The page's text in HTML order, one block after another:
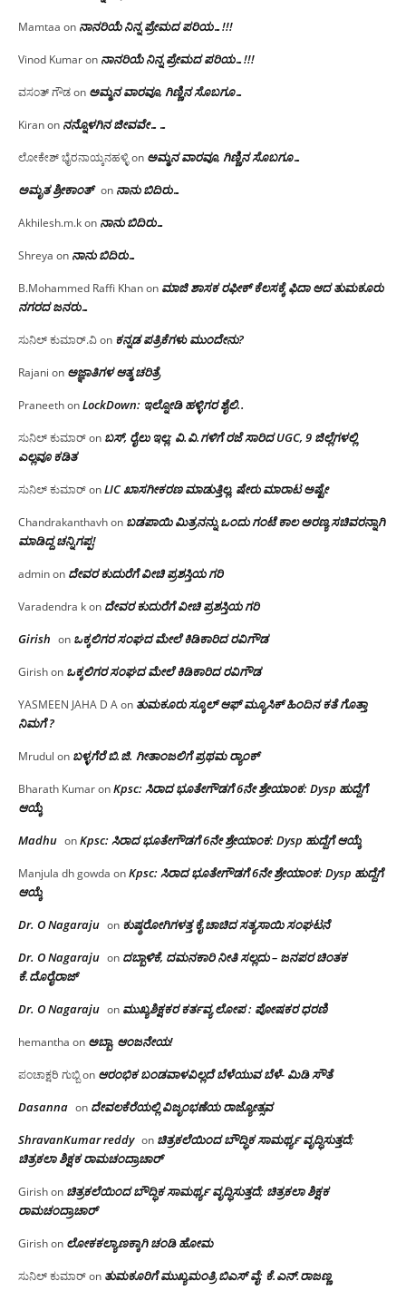
Mamtaa on ನಾನರಿಯೆ ನಿನ್ನ ಪ್ರೇಮದ ಪರಿಯ…!!!
Vinod Kumaron ನಾನರಿಯೆ ನಿನ್ನ ಪ್ರೇಮದ ಪರಿಯ…!!!
ವಸಂತ್ ಗೌಡon ಅಮ್ಮನ ವಾರವೂ, ಗಿಣ್ಣಿನ ಸೊಬಗೂ…
Kiranon ನನ್ನೊಳಗಿನ ಜೀವವೇ……
ಲೋಕೇಶ್ ಭೈರನಾಯ್ಕನಹಳ್ಳಿon ಅಮ್ಮನ ವಾರವೂ, ಗಿಣ್ಣಿನ ಸೊಬಗೂ…
ಅಮೃತ ಶ್ರೀಕಾಂತ್ on ನಾನು ಬಿದಿರು…
Akhilesh.m.kon ನಾನು ಬಿದಿರು…
Shreya on ನಾನು ಬಿದಿರು…
B.Mohammed Raffi Khanon ಮಾಜಿ ಶಾಸಕ ರಫೀಕ್ ಕೆಲಸಕ್ಕೆ ಫಿದಾ ಆದ ತುಮಕೂರು
ನಗರದ ಜನರು…
ಸುನಿಲ್ ಕುಮಾರ್.ವಿon ಕನ್ನಡ ಪತ್ರಿಕೆಗಳು ಮುಂದೇನು?
Rajani on ಅಜ್ಞಾತಿಗಳ ಆತ್ಮ ಚರಿತ್ರೆ
PraneethonLockDown: ಇಲ್ನೋಡಿ ಹಳ್ಳಿಗರ ಶೈಲಿ..
ಸುನಿಲ್ ಕುಮಾರ್on ಬಸ್, ರೈಲು ಇಲ್ಲ; ವಿ.ವಿ.ಗಳಿಗೆ ರಜೆ ಸಾರಿದ UGC, 9 ಜಿಲ್ಲೆಗಳಲ್ಲಿ
ಎಲ್ಲವೂ ಕಡಿತ
ಸುನಿಲ್ ಕುಮಾರ್onLIC ಖಾಸಗೀಕರಣ ಮಾಡುತ್ತಿಲ್ಲ, ಷೇರು ಮಾರಾಟ ಅಷ್ಟೇ
Chandrakanthavhon ಬಡಪಾಯಿ ಮಿತ್ರನನ್ನು ಒಂದು ಗಂಟೆ ಕಾಲ ಅರಣ್ಯ ಸಚಿವರನ್ನಾಗಿ
ಮಾಡಿದ್ದ ಚನ್ನಿಗಪ್ಪ!
adminon ದೇವರ ಕುದುರೆಗೆ ವೀಚಿ ಪ್ರಶಸ್ತಿಯ ಗರಿ
Varadendra kon ದೇವರ ಕುದುರೆಗೆ ವೀಚಿ ಪ್ರಶಸ್ತಿಯ ಗರಿ
Girish on ಒಕ್ಕಲಿಗರ ಸಂಘದ ಮೇಲೆ ಕಿಡಿಕಾರಿದ ರವಿಗೌಡ
Girishon ಒಕ್ಕಲಿಗರ ಸಂಘದ ಮೇಲೆ ಕಿಡಿಕಾರಿದ ರವಿಗೌಡ
YASMEEN JAHA D Aon ತುಮಕೂರು ಸ್ಕೂಲ್ ಆಫ್ ಮ್ಯೂಸಿಕ್ ಹಿಂದಿನ ಕತೆ ಗೊತ್ತಾ
ನಿಮಗೆ ?
Mrudul on ಬಳ್ಳಗೆರೆ ಬಿ.ಜಿ. ಗೀತಾಂಜಲಿಗೆ ಪ್ರಥಮ ರ‌್ಯಾಂಕ್
Bharath KumaronKpsc: ಸಿರಾದ ಭೂತೇಗೌಡಗೆ 6ನೇ ಶ್ರೇಯಾಂಕ: Dysp ಹುದ್ದೆಗೆ
ಆಯ್ಕೆ
Madhu onKpsc: ಸಿರಾದ ಭೂತೇಗೌಡಗೆ 6ನೇ ಶ್ರೇಯಾಂಕ: Dysp ಹುದ್ದೆಗೆ ಆಯ್ಕೆ
Manjula dh gowda onKpsc: ಸಿರಾದ ಭೂತೇಗೌಡಗೆ 6ನೇ ಶ್ರೇಯಾಂಕ: Dysp ಹುದ್ದೆಗೆ
ಆಯ್ಕೆ
Dr. O Nagaraju on ಕುಷ್ಠರೋಗಿಗಳತ್ತ ಕೈ ಚಾಚಿದ ಸತ್ಯಸಾಯಿ ಸಂಘಟನೆ
Dr. O Nagaraju on ದಬ್ಬಾಳಿಕೆ, ದಮನಕಾರಿ ನೀತಿ ಸಲ್ಲದು – ಜನಪರ ಚಿಂತಕ
ಕೆ.ದೊರೈರಾಜ್
Dr. O Nagaraju on ಮುಖ್ಯಶಿಕ್ಷಕರ ಕರ್ತವ್ಯ ಲೋಪ : ಪೋಷಕರ ಧರಣಿ
hemantha on ಅಬ್ಬಾ, ಆಂಜನೇಯ!
ಪಂಚಾಕ್ಷರಿ ಗುಬ್ಬಿon ಆರಂಭಿಕ ಬಂಡವಾಳವಿಲ್ಲದೆ ಬೆಳೆಯುವ ಬೆಳೆ- ಮಿಡಿ ಸೌತೆ
Dasanna on ದೇವಲಕೆರೆಯಲ್ಲಿ ವಿಜೃಂಭಣೆಯ ರಾಜ್ಯೋತ್ಸವ
ShravanKumar reddy on ಚಿತ್ರಕಲೆಯಿಂದ ಬೌದ್ಧಿಕ ಸಾಮರ್ಥ್ಯ ವೃದ್ಧಿಸುತ್ತದೆ;
ಚಿತ್ರಕಲಾ ಶಿಕ್ಷಕ ರಾಮಚಂದ್ರಾಚಾರ್
Girishon ಚಿತ್ರಕಲೆಯಿಂದ ಬೌದ್ಧಿಕ ಸಾಮರ್ಥ್ಯ ವೃದ್ಧಿಸುತ್ತದೆ; ಚಿತ್ರಕಲಾ ಶಿಕ್ಷಕ
ರಾಮಚಂದ್ರಾಚಾರ್
Girishon ಲೋಕಕಲ್ಯಾಣಕ್ಕಾಗಿ ಚಂಡಿ ಹೋಮ
ಸುನಿಲ್ ಕುಮಾರ್on ತುಮಕೂರಿಗೆ ಮುಖ್ಯಮಂತ್ರಿ ಬಿಎಸ್ ವೈ: ಕೆ.ಎನ್.ರಾಜಣ್ಣ